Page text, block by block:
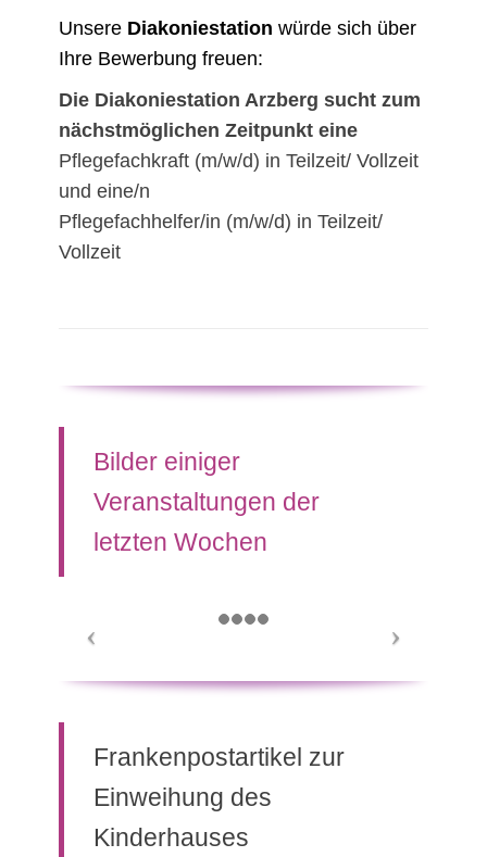
Unsere Diakoniestation würde sich über
Ihre Bewerbung freuen:
Die Diakoniestation Arzberg sucht zum
nächstmöglichen Zeitpunkt eine
Pflegefachkraft (m/w/d) in Teilzeit/ Vollzeit
und eine/n
Pflegefachhelfer/in (m/w/d) in Teilzeit/
Vollzeit
Bilder einiger
Veranstaltungen der
letzten Wochen
Frankenpostartikel zur
Einweihung des
Kinderhauses